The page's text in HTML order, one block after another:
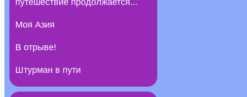
путешествие продолжается...
Моя Азия
В отрыве!
Штурман в пути